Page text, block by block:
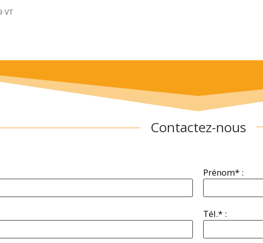
VT
Contactez-nous
Prénom* :
Tél.* :